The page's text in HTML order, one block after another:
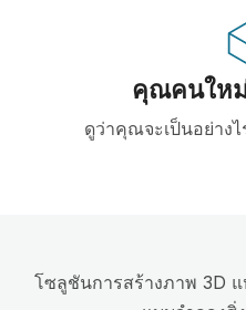
คุณคนให
ดูว่าคุณจะเป็นอย่าง
โซลูชันการสร้างภาพ 3D